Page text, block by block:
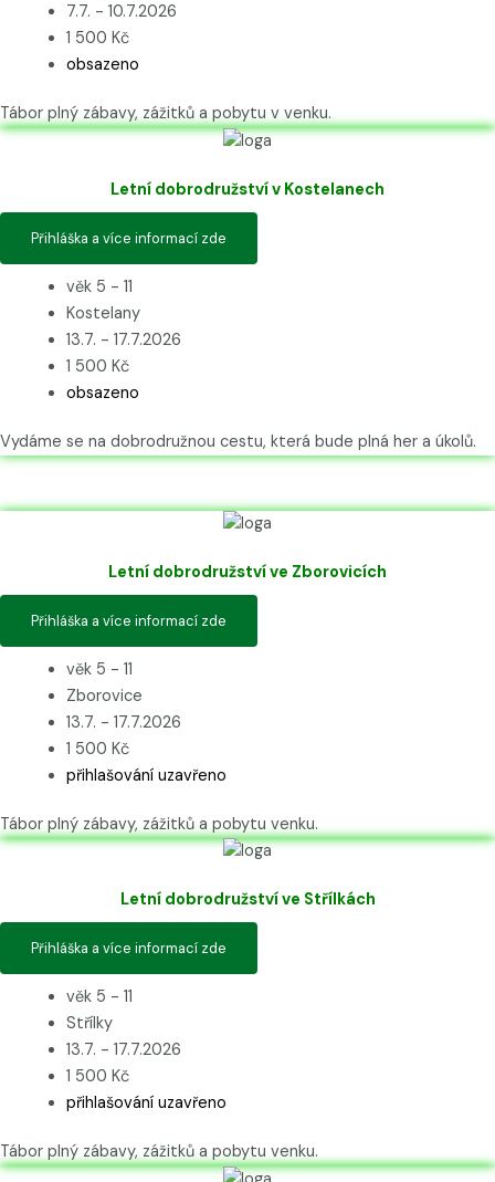
7.7. - 10.7.2026
1 500 Kč
obsazeno
Tábor plný zábavy, zážitků a pobytu v venku.
Letní dobrodružství v Kostelanech
Přihláška a více informací zde
věk 5 - 11
Kostelany
13.7. - 17.7.2026
1 500 Kč
obsazeno
Vydáme se na dobrodružnou cestu, která bude plná her a úkolů.
Letní dobrodružství ve Zborovicích
Přihláška a více informací zde
věk 5 - 11
Zborovice
13.7. - 17.7.2026
1 500 Kč
přihlašování uzavřeno
Tábor plný zábavy, zážitků a pobytu venku.
Letní dobrodružství ve Střílkách
Přihláška a více informací zde
věk 5 - 11
Střílky
13.7. - 17.7.2026
1 500 Kč
přihlašování uzavřeno
Tábor plný zábavy, zážitků a pobytu venku.